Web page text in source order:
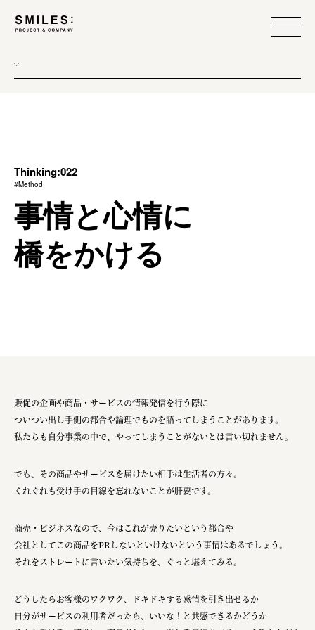
scope
process
team management
method
Thinking:022
#Method
事情と心情に
橋をかける
販促の企画や商品・サービスの情報発信を行う際に
ついつい出し手側の都合や論理でものを語ってしまうことがあります。
私たちも自分事業の中で、やってしまうことがないとは言い切れません。
でも、その商品やサービスを届けたい相手は生活者の方々。
くれぐれも受け手の目線を忘れないことが肝要です。
商売・ビジネスなので、今はこれが売りたいという都合や
会社としてこの商品をPRしないといけないという事情はあるでしょう。
それをストレートに言いたい気持ちを、ぐっと堪えてみる。
どうしたらお客様のワクワク、ドキドキする感情を引き出せるか
自分がサービスの利用者だったら、いいな！と共感できるかどうか